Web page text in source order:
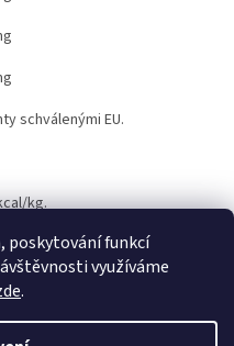
poskytování funkcí
využíváme
.
schválenými EU.
kg.